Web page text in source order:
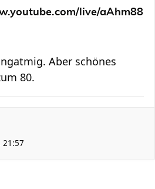
live/aAhm88
Aber schönes
80.
21:57